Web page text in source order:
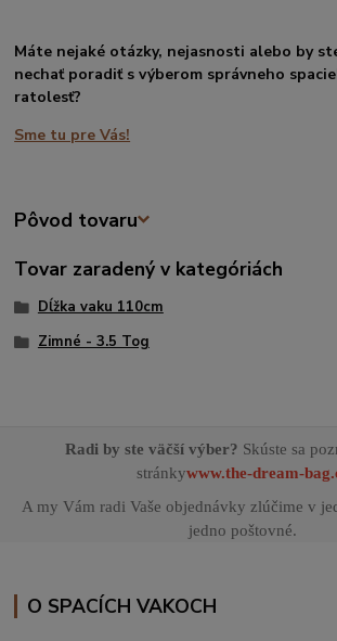
Máte nejaké otázky, nejasnosti alebo by
nechať poradiť s výberom správneho
ratolesť?
Sme tu pre Vás!
Pôvod tovaru
Tovar zaradený v kategóriách
Dĺžka vaku 110cm
Zimné - 3.5 Tog
Radi by ste väčší výber? Skúste sa
stránkywww.the-dream-
A my Vám radi Vaše objednávky zlúčime v
jedno poštovné.
O SPACÍCH VAKOCH